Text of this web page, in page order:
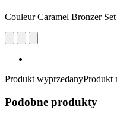
Couleur Caramel Bronzer Set
Produkt wyprzedanyProdukt
Podobne produkty